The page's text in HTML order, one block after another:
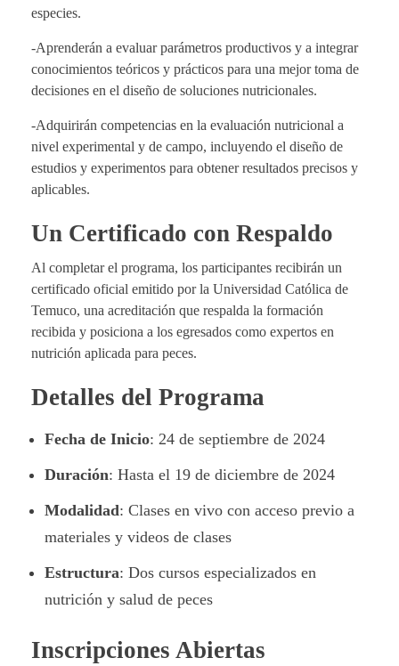
especies.
-Aprenderán a evaluar parámetros productivos y a integrar
conocimientos teóricos y prácticos para una mejor toma de
decisiones en el diseño de soluciones nutricionales.
-Adquirirán competencias en la evaluación nutricional a
nivel experimental y de campo, incluyendo el diseño de
estudios y experimentos para obtener resultados precisos y
aplicables.
Un Certificado con Respaldo
Al completar el programa, los participantes recibirán un
certificado oficial emitido por la Universidad Católica de
Temuco, una acreditación que respalda la formación
recibida y posiciona a los egresados como expertos en
nutrición aplicada para peces.
Detalles del Programa
Fecha de Inicio: 24 de septiembre de 2024
Duración: Hasta el 19 de diciembre de 2024
Modalidad: Clases en vivo con acceso previo a
materiales y videos de clases
Estructura: Dos cursos especializados en
nutrición y salud de peces
Inscripciones Abiertas